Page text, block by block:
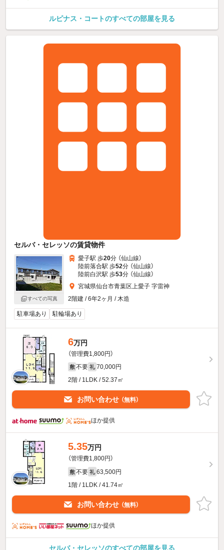
ルピナス・コートのすべての部屋を見る
セルバ・セレッソの賃貸物件
すべての写真
愛子駅 歩20分 （仙山線）
陸前落合駅 歩52分 （仙山線）
陸前白沢駅 歩53分 （仙山線）
宮城県仙台市青葉区上愛子 字雷神
2階建 / 6年2ヶ月 / 木造
駐車場あり 駐輪場あり
6万円
（管理費1,800円）
敷 不要 礼 70,000円
2階 / 1LDK / 52.37㎡
お問い合わせ （無料）
ほか提供
5.35万円
（管理費1,800円）
敷 不要 礼 63,500円
1階 / 1LDK / 41.74㎡
お問い合わせ （無料）
ほか提供
セルバ・セレッソのすべての部屋を見る